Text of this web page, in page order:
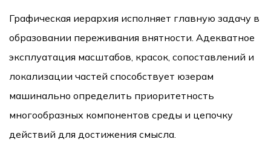
Графическая иерархия исполняет главную задачу в
образовании переживания внятности. Адекватное
эксплуатация масштабов, красок, сопоставлений и
локализации частей способствует юзерам
машинально определить приоритетность
многообразных компонентов среды и цепочку
действий для достижения смысла.